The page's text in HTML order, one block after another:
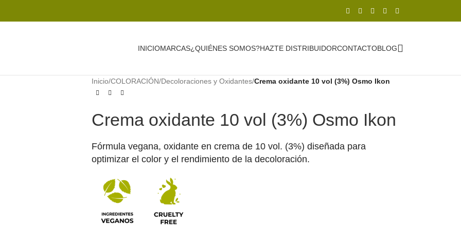
INICIOMARCAS¿QUIÉNES SOMOS?HAZTE DISTRIBUIDORCONTACTOBLOG
Inicio/COLORACIÓN/Decoloraciones y Oxidantes/Crema oxidante 10 vol (3%) Osmo Ikon
Crema oxidante 10 vol (3%) Osmo Ikon
Fórmula vegana, oxidante en crema de 10 vol. (3%) diseñada para
optimizar el color y el rendimiento de la decoloración.